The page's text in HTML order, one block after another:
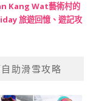
Kang Wat藝術村的
旅遊回憶、遊記攻
助滑雪攻略